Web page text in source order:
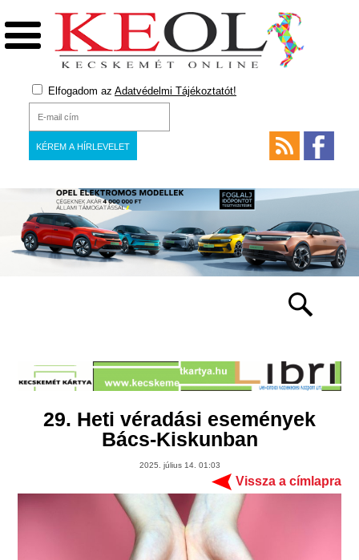
Elfogadom az Adatvédelmi Tájékoztatót!
29. Heti véradási események
Bács-Kiskunban
2025. július 14. 01:03
Vissza a címlapra